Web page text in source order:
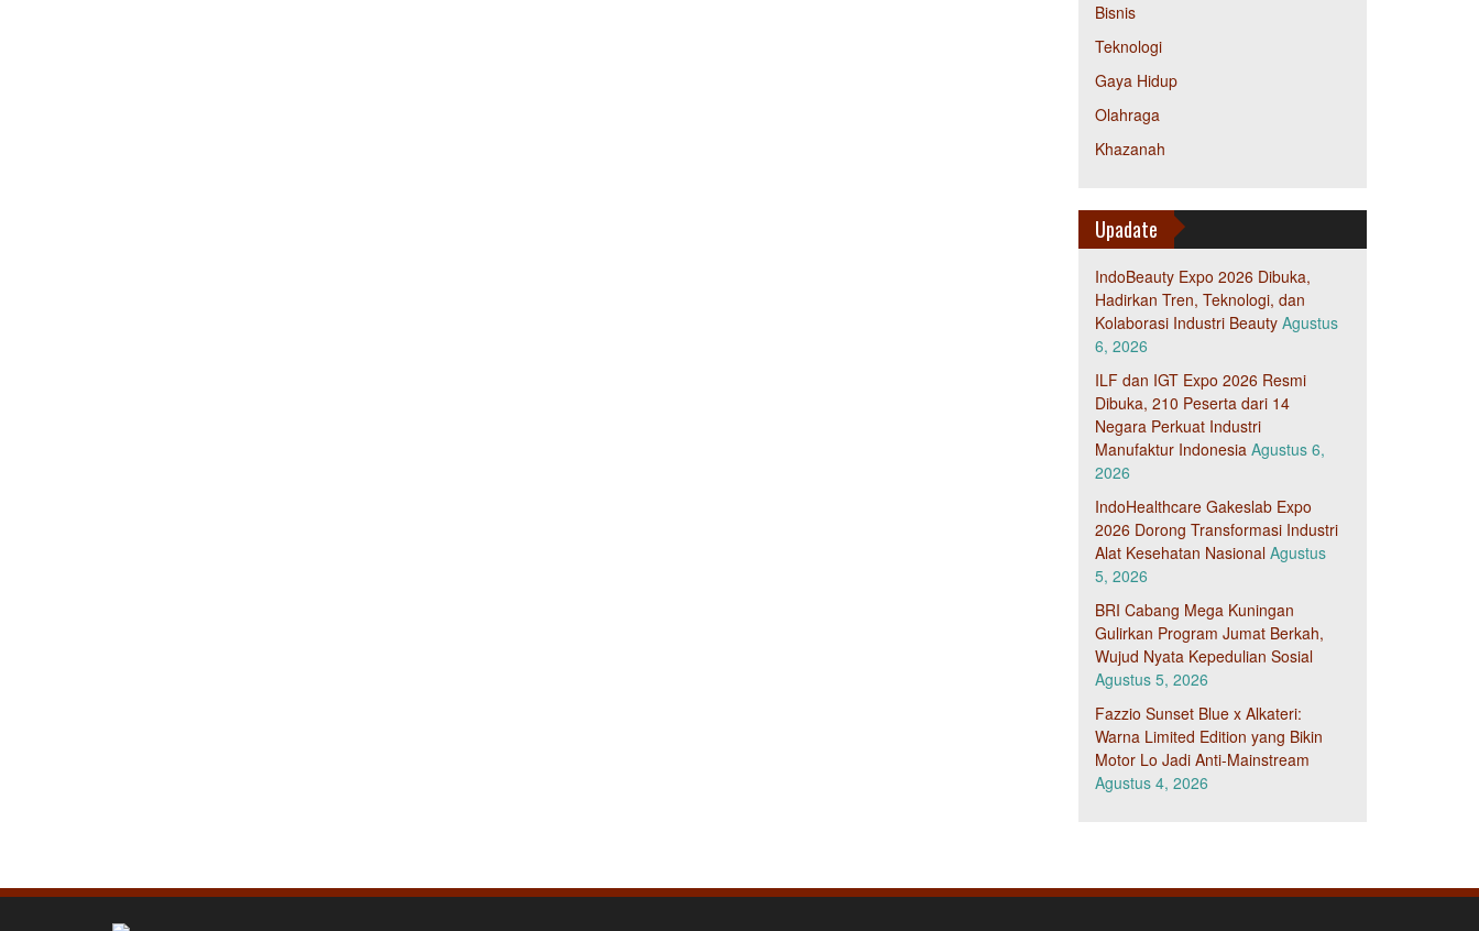
Bisnis
Teknologi
Gaya Hidup
Olahraga
Khazanah
Upadate
IndoBeauty Expo 2026 Dibuka,
Hadirkan Tren, Teknologi, dan
Kolaborasi Industri Beauty Agustus
6, 2026
ILF dan IGT Expo 2026 Resmi
Dibuka, 210 Peserta dari 14
Negara Perkuat Industri
Manufaktur Indonesia Agustus 6,
2026
IndoHealthcare Gakeslab Expo
2026 Dorong Transformasi Industri
Alat Kesehatan Nasional Agustus
5, 2026
BRI Cabang Mega Kuningan
Gulirkan Program Jumat Berkah,
Wujud Nyata Kepedulian Sosial
Agustus 5, 2026
Fazzio Sunset Blue x Alkateri:
Warna Limited Edition yang Bikin
Motor Lo Jadi Anti-Mainstream
Agustus 4, 2026